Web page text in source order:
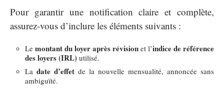
Pour garantir une notification claire et complète,
assurez-vous d’inclure les éléments suivants :
Le montant du loyer après révision et l’indice de référence
des loyers (IRL) utilisé.
La date d’effet de la nouvelle mensualité, annoncée sans
ambiguïté.